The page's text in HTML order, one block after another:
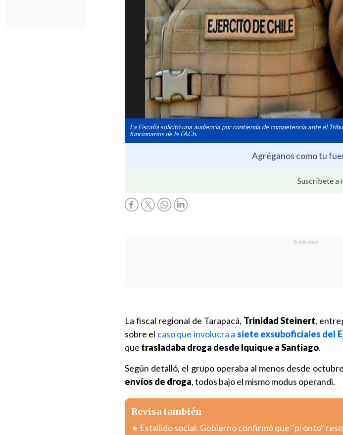
La Fiscalía solicitó una audiencia por contienda de competencia ante el
funcionarios de la FACh.
Agréganos como tu
Suscríbete a
La fiscal regional de Tarapacá, Trinidad Steinert,
sobre el caso que involucra a siete exsuboficiales del
que trasladaba droga desde Iquique a Santiago.
Según detalló, el grupo operaba al menos desde
envíos de droga, todos bajo el mismo modus operandi.
Revisa también
Estallido social: Gobierno confirmó que "pronto"